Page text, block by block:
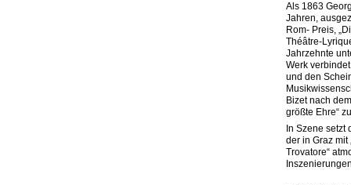
Als 1863
Jahren,
Rom- Preis,
Théâtre-
Jahrzehnte
Werk
und den
Bizet nach
größte Ehre“
In Szene setzt
der in Graz mit
Trovatore“